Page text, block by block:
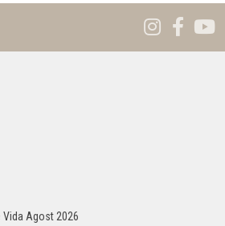
Vida Agost 2026